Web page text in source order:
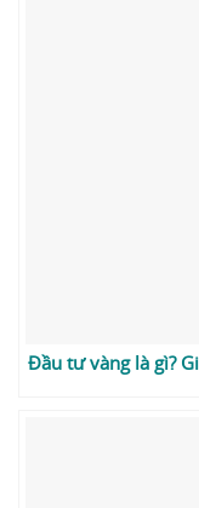
Đầu tư vàng là gì?